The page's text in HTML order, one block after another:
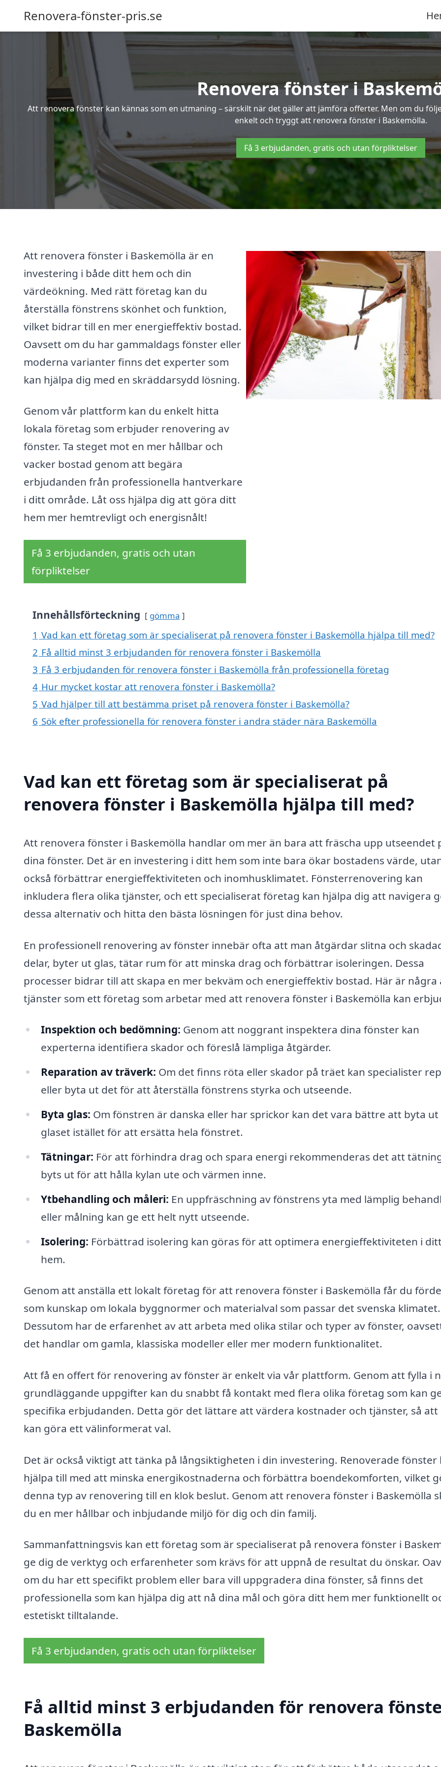
Renovera-fönster-pris.se
Renovera fönster i
Att renovera fönster kan kännas som en utmaning – särskilt när det gäller att jämföra offerter. Men om du
enkelt och tryggt att renovera fönster i Baskemölla.
Få 3 erbjudanden, gratis och utan förpliktelser
Att renovera fönster i Baskemölla är en
investering i både ditt hem och din
värdeökning. Med rätt företag kan du
återställa fönstrens skönhet och funktion,
vilket bidrar till en mer energieffektiv bostad.
Oavsett om du har gammaldags fönster eller
moderna varianter finns det experter som
kan hjälpa dig med en skräddarsydd lösning.
Genom vår plattform kan du enkelt hitta
lokala företag som erbjuder renovering av
fönster. Ta steget mot en mer hållbar och
vacker bostad genom att begära
erbjudanden från professionella hantverkare
i ditt område. Låt oss hjälpa dig att göra ditt
hem mer hemtrevligt och energisnålt!
Få 3 erbjudanden, gratis och utan
förpliktelser
Innehållsförteckning gömma
1 Vad kan ett företag som är specialiserat på renovera fönster i Baskemölla hjälpa till med?
2 Få alltid minst 3 erbjudanden för renovera fönster i Baskemölla
3 Få 3 erbjudanden för renovera fönster i Baskemölla från professionella företag
4 Hur mycket kostar att renovera fönster i Baskemölla?
5 Vad hjälper till att bestämma priset på renovera fönster i Baskemölla?
6 Sök efter professionella för renovera fönster i andra städer nära Baskemölla
Vad kan ett företag som är specialiserat på
renovera fönster i Baskemölla hjälpa till med?
Att renovera fönster i Baskemölla handlar om mer än bara att fräscha upp utseendet
dina fönster. Det är en investering i ditt hem som inte bara ökar bostadens värde,
också förbättrar energieffektiviteten och inomhusklimatet. Fönsterrenovering kan
inkludera flera olika tjänster, och ett specialiserat företag kan hjälpa dig att navigera
dessa alternativ och hitta den bästa lösningen för just dina behov.
En professionell renovering av fönster innebär ofta att man åtgärdar slitna och
delar, byter ut glas, tätar rum för att minska drag och förbättrar isoleringen. Dessa
processer bidrar till att skapa en mer bekväm och energieffektiv bostad. Här är några
tjänster som ett företag som arbetar med att renovera fönster i Baskemölla kan
Inspektion och bedömning: Genom att noggrant inspektera dina fönster kan
experterna identifiera skador och föreslå lämpliga åtgärder.
Reparation av träverk: Om det finns röta eller skador på träet kan specialister
eller byta ut det för att återställa fönstrens styrka och utseende.
Byta glas: Om fönstren är danska eller har sprickor kan det vara bättre att byta ut
glaset istället för att ersätta hela fönstret.
Tätningar: För att förhindra drag och spara energi rekommenderas det att
byts ut för att hålla kylan ute och värmen inne.
Ytbehandling och måleri: En uppfräschning av fönstrens yta med lämplig
eller målning kan ge ett helt nytt utseende.
Isolering: Förbättrad isolering kan göras för att optimera energieffektiviteten i
hem.
Genom att anställa ett lokalt företag för att renovera fönster i Baskemölla får du
som kunskap om lokala byggnormer och materialval som passar det svenska klimatet.
Dessutom har de erfarenhet av att arbeta med olika stilar och typer av fönster,
det handlar om gamla, klassiska modeller eller mer modern funktionalitet.
Att få en offert för renovering av fönster är enkelt via vår plattform. Genom att fylla i
grundläggande uppgifter kan du snabbt få kontakt med flera olika företag som kan
specifika erbjudanden. Detta gör det lättare att värdera kostnader och tjänster, så att
kan göra ett välinformerat val.
Det är också viktigt att tänka på långsiktigheten i din investering. Renoverade fönster
hjälpa till med att minska energikostnaderna och förbättra boendekomforten, vilket
denna typ av renovering till en klok beslut. Genom att renovera fönster i Baskemölla
du en mer hållbar och inbjudande miljö för dig och din familj.
Sammanfattningsvis kan ett företag som är specialiserat på renovera fönster i
ge dig de verktyg och erfarenheter som krävs för att uppnå de resultat du önskar.
om du har ett specifikt problem eller bara vill uppgradera dina fönster, så finns det
professionella som kan hjälpa dig att nå dina mål och göra ditt hem mer funktionellt
estetiskt tilltalande.
Få 3 erbjudanden, gratis och utan förpliktelser
Få alltid minst 3 erbjudanden för renovera
Baskemölla